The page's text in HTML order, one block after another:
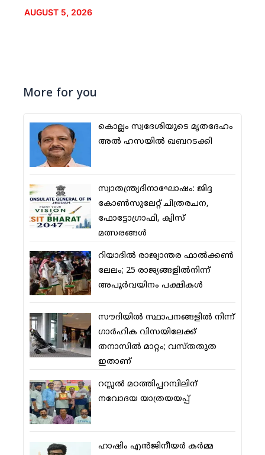
AUGUST 5, 2026
More for you
കൊല്ലം സ്വദേശിയുടെ മൃതദേഹം
അല്‍ ഹസയില്‍ ഖബറടക്കി
സ്വാതന്ത്ര്യദിനാഘോഷം: ജിദ്ദ
കോണ്‍സുലേറ്റ് ചിത്രരചന,
ഫോട്ടോഗ്രാഫി, ക്വിസ്
മത്സരങ്ങള്‍
റിയാദില്‍ രാജ്യാന്തര ഫാല്‍ക്കണ്‍
ലേലം; 25 രാജ്യങ്ങളില്‍നിന്ന്
അപൂര്‍വയിനം പക്ഷികള്‍
സൗദിയില്‍ സ്ഥാപനങ്ങളില്‍ നിന്ന്
ഗാര്‍ഹിക വിസയിലേക്ക്
തനാസില്‍ മാറ്റം; വസ്തതുത
ഇതാണ്
റസ്സല്‍ മഠത്തിപ്പറമ്പിലിന്
നവോദയ യാത്രയയപ്പ്
ഹാഷിം എന്‍ജിനീയര്‍ കര്‍മ്മ